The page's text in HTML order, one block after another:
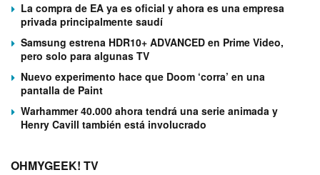
La compra de EA ya es oficial y ahora es una empresa
privada principalmente saudí
Samsung estrena HDR10+ ADVANCED en Prime Video,
pero solo para algunas TV
Nuevo experimento hace que Doom ‘corra’ en una
pantalla de Paint
Warhammer 40.000 ahora tendrá una serie animada y
Henry Cavill también está involucrado
OHMYGEEK! TV